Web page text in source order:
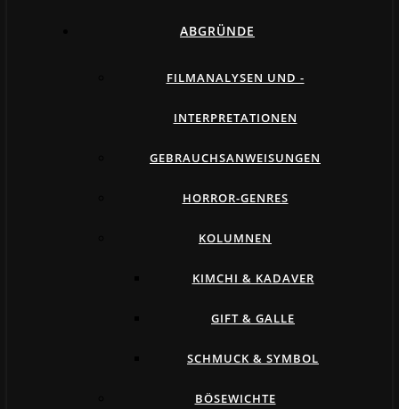
ABGRÜNDE
FILMANALYSEN UND -
INTERPRETATIONEN
GEBRAUCHSANWEISUNGEN
HORROR-GENRES
KOLUMNEN
KIMCHI & KADAVER
GIFT & GALLE
SCHMUCK & SYMBOL
BÖSEWICHTE